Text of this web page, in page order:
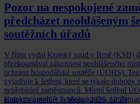
Pozor na nespokojené
předcházet neohlášeným
soutěžních úřadů
V říjnu vydal Krajský soud v Brně (KSB)
přezkoumával zákonnost neohlášeného
ochranu hospodářské soutěže (ÚOHS).
vyjadřuje k šetření, které se týkalo dohody
nepřebírání zaměstnanců. Místní šetření
anonymní podnět nespokojeného
Kolektiv autorů • 7. března 2025, 12:24